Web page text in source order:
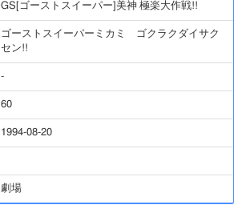
GS[ゴーストスイーパー]美神 極楽大作戦!!
ゴーストスイーパーミカミ ゴクラクダイサク
セン!!
-
60
1994-08-20
劇場